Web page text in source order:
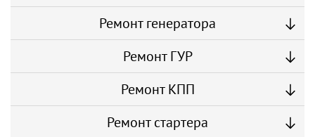
Ремонт генератора
Ремонт ГУР
Ремонт КПП
Ремонт стартера